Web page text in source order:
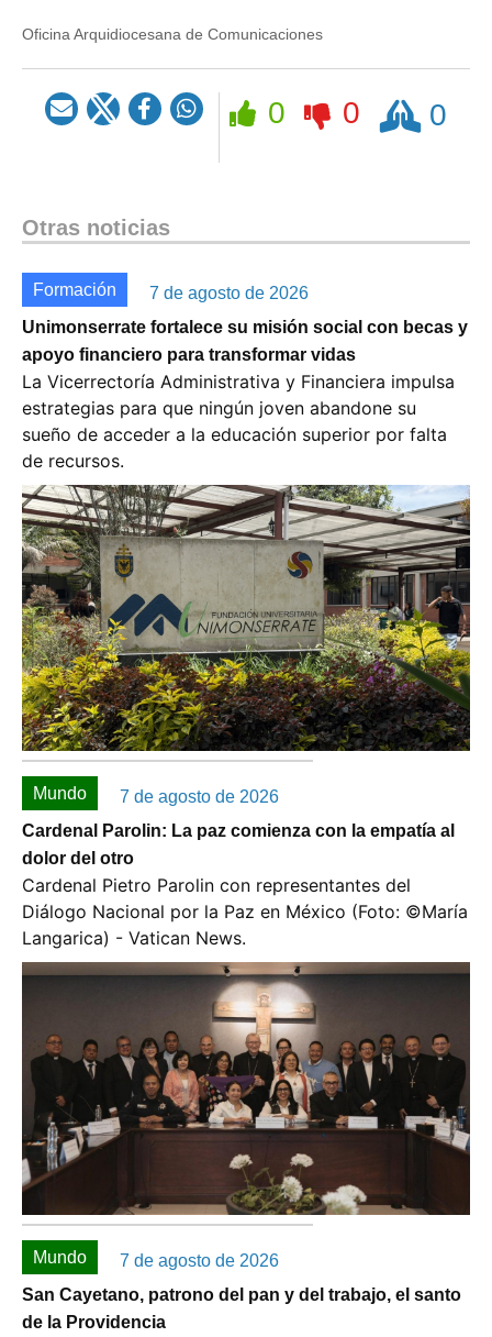
Oficina Arquidiocesana de Comunicaciones
0 0
Rezar 0
Otras noticias
Formación
7 de agosto de 2026
Unimonserrate fortalece su misión social con becas y
apoyo financiero para transformar vidas
La Vicerrectoría Administrativa y Financiera impulsa
estrategias para que ningún joven abandone su
sueño de acceder a la educación superior por falta
de recursos.
Mundo
7 de agosto de 2026
Cardenal Parolin: La paz comienza con la empatía al
dolor del otro
Cardenal Pietro Parolin con representantes del
Diálogo Nacional por la Paz en México (Foto: ©️María
Langarica) - Vatican News.
Mundo
7 de agosto de 2026
San Cayetano, patrono del pan y del trabajo, el santo
de la Providencia